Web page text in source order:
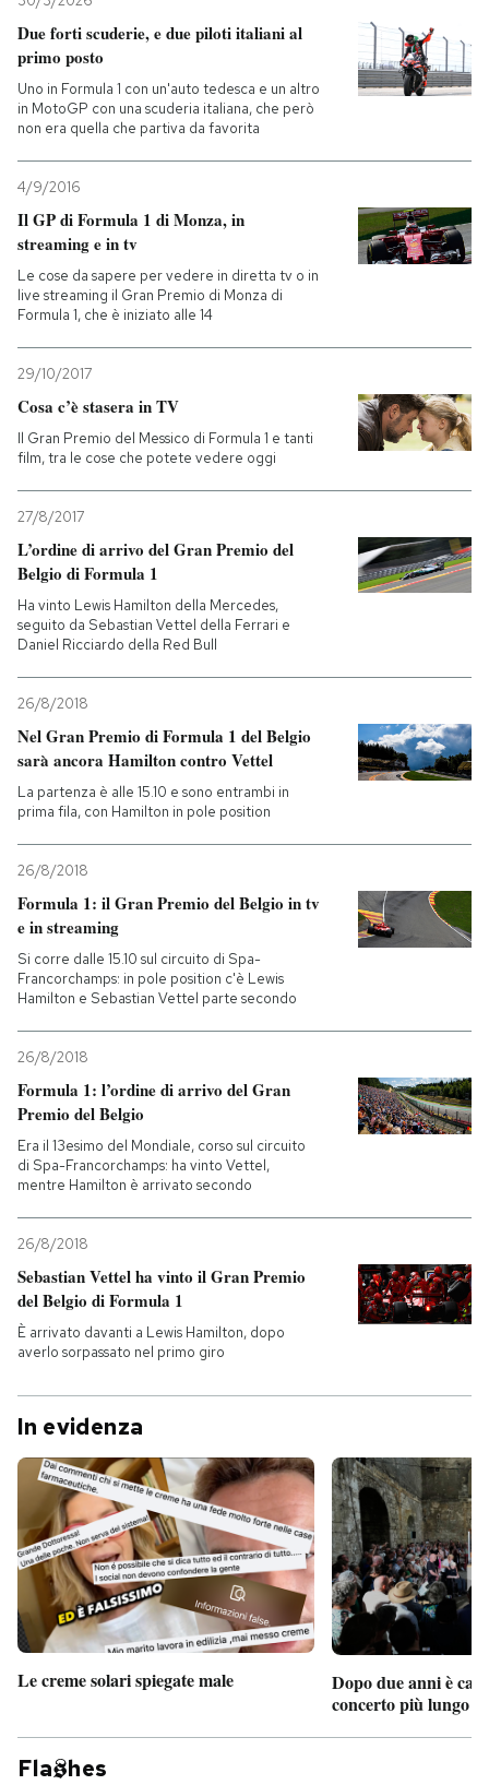
Due forti scuderie, e due piloti italiani al
primo posto
Uno in Formula 1 con un'auto tedesca e un altro
in MotoGP con una scuderia italiana, che però
non era quella che partiva da favorita
4/9/2016
Il GP di Formula 1 di Monza, in
streaming e in tv
Le cose da sapere per vedere in diretta tv o in
live streaming il Gran Premio di Monza di
Formula 1, che è iniziato alle 14
29/10/2017
Cosa c’è stasera in TV
Il Gran Premio del Messico di Formula 1 e tanti
film, tra le cose che potete vedere oggi
27/8/2017
L’ordine di arrivo del Gran Premio del
Belgio di Formula 1
Ha vinto Lewis Hamilton della Mercedes,
seguito da Sebastian Vettel della Ferrari e
Daniel Ricciardo della Red Bull
26/8/2018
Nel Gran Premio di Formula 1 del Belgio
sarà ancora Hamilton contro Vettel
La partenza è alle 15.10 e sono entrambi in
prima fila, con Hamilton in pole position
26/8/2018
Formula 1: il Gran Premio del Belgio in tv
e in streaming
Si corre dalle 15.10 sul circuito di Spa-
Francorchamps: in pole position c'è Lewis
Hamilton e Sebastian Vettel parte secondo
26/8/2018
Formula 1: l’ordine di arrivo del Gran
Premio del Belgio
Era il 13esimo del Mondiale, corso sul circuito
di Spa-Francorchamps: ha vinto Vettel,
mentre Hamilton è arrivato secondo
26/8/2018
Sebastian Vettel ha vinto il Gran Premio
del Belgio di Formula 1
È arrivato davanti a Lewis Hamilton, dopo
averlo sorpassato nel primo giro
In evidenza
Le creme solari spiegate male
Dopo due anni è
concerto più lungo
Fla hes